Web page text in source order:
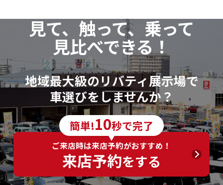
見て、触って、乗って
見比べできる！
地域最大級のリバティ展示場で
車選びをしませんか？
簡単!10秒で完了
ご来店時は来店予約がおすすめ！
来店予約をする